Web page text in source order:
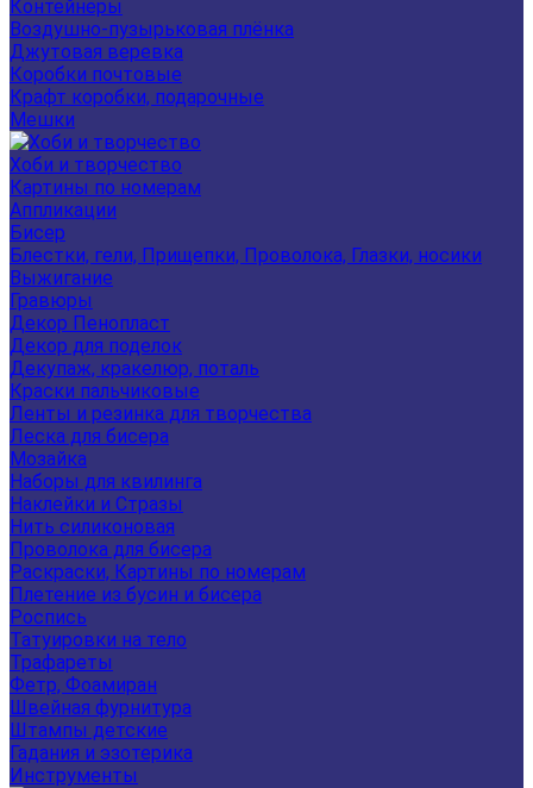
Контейнеры
Воздушно-пузырьковая плёнка
Джутовая веревка
Коробки почтовые
Крафт коробки, подарочные
Мешки
Хоби и творчество
Картины по номерам
Аппликации
Бисер
Блестки, гели, Прищепки, Проволока, Глазки, носики
Выжигание
Гравюры
Декор Пенопласт
Декор для поделок
Декупаж, кракелюр, поталь
Краски пальчиковые
Ленты и резинка для творчества
Леска для бисера
Мозайка
Наборы для квилинга
Наклейки и Стразы
Нить силиконовая
Проволока для бисера
Раскраски, Картины по номерам
Плетение из бусин и бисера
Роспись
Татуировки на тело
Трафареты
Фетр, Фоамиран
Швейная фурнитура
Штампы детские
Гадания и эзотерика
Инструменты